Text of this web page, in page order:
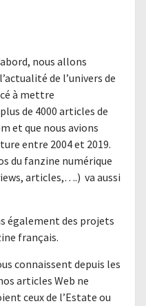
nous allons
de l’univers de
à mettre
de 4000 articles de
et que nous avions
entre 2004 et 2019.
du fanzine numérique
articles,….) va aussi
également des projets
français.
connaissent depuis les
articles Web ne
ceux de l’Estate ou